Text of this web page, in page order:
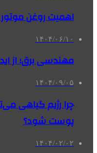
اهمیت روغن
۱۴۰۴/۰۶/۱۰
مهندسی برق؛ از
۱۴۰۴/۰۹/۰۵
چرا رژیم گیاهی
پوست شود؟
۱۴۰۴/۰۲/۰۲